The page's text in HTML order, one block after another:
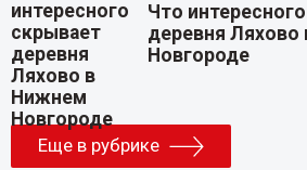
Что
деревня
Новгороде
Еще в рубрике